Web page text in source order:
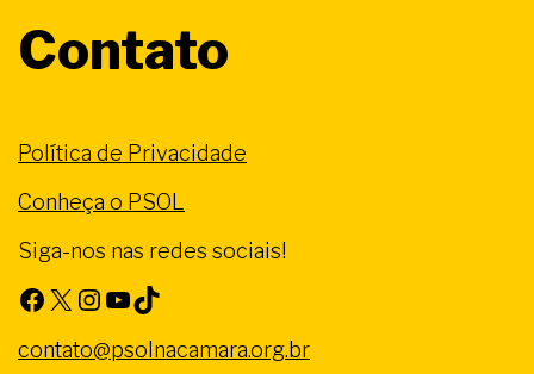
Contato
Política de Privacidade
Conheça o PSOL
Siga-nos nas redes sociais!
Facebook X Instagram Youtube TikTok
contato@psolnacamara.org.br